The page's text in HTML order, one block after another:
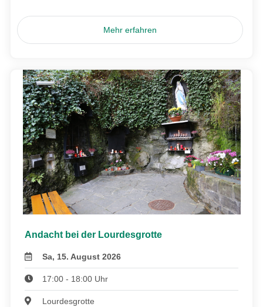
Mehr erfahren
Andacht bei der Lourdesgrotte
Sa, 15. August 2026
17:00 - 18:00 Uhr
Lourdesgrotte